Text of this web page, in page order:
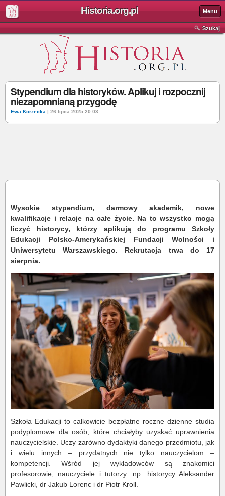
Historia.org.pl Menu
Szukaj
Stypendium dla historyków. Aplikuj i rozpocznij
niezapomnianą przygodę
Ewa Korzecka | 26 lipca 2025 20:03
Wysokie stypendium, darmowy akademik, nowe
kwalifikacje i relacje na całe życie. Na to wszystko mogą
liczyć historycy, którzy aplikują do programu Szkoły
Edukacji Polsko-Amerykańskiej Fundacji Wolności i
Uniwersytetu Warszawskiego. Rekrutacja trwa do 17
sierpnia.
Szkoła Edukacji to całkowicie bezpłatne roczne dzienne studia
podyplomowe dla osób, które chciałyby uzyskać uprawnienia
nauczycielskie. Uczy zarówno dydaktyki danego przedmiotu, jak
i wielu innych – przydatnych nie tylko nauczycielom –
kompetencji. Wśród jej wykładowców są znakomici
profesorowie, nauczyciele i tutorzy: np. historycy Aleksander
Pawlicki, dr Jakub Lorenc i dr Piotr Kroll.